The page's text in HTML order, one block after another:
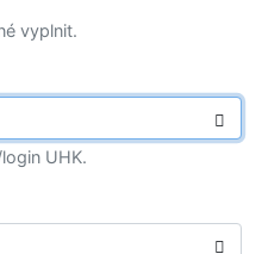
vyplnit.
UHK.